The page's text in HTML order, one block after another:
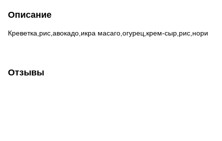
Описание
Креветка,рис,авокадо,икра масаго,огурец,крем-сыр,рис,нори
Отзывы